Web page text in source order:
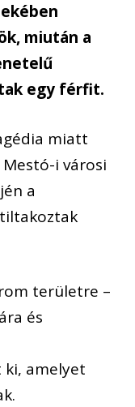
miután a
egy férfit.
miatt
i városi
a
területre –
és
amelyet